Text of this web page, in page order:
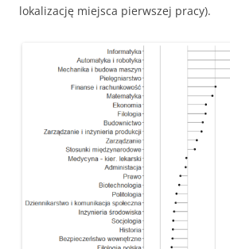
lokalizację miejsca pierwszej pracy).